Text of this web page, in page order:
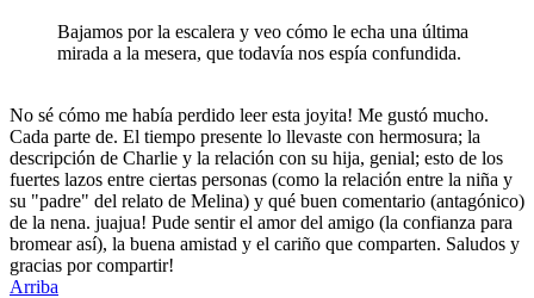
Bajamos por la escalera y veo cómo le echa una última
mirada a la mesera, que todavía nos espía confundida.
No sé cómo me había perdido leer esta joyita! Me gustó mucho.
Cada parte de. El tiempo presente lo llevaste con hermosura; la
descripción de Charlie y la relación con su hija, genial; esto de los
fuertes lazos entre ciertas personas (como la relación entre la niña y
su "padre" del relato de Melina) y qué buen comentario (antagónico)
de la nena. juajua! Pude sentir el amor del amigo (la confianza para
bromear así), la buena amistad y el cariño que comparten. Saludos y
gracias por compartir!
Arriba